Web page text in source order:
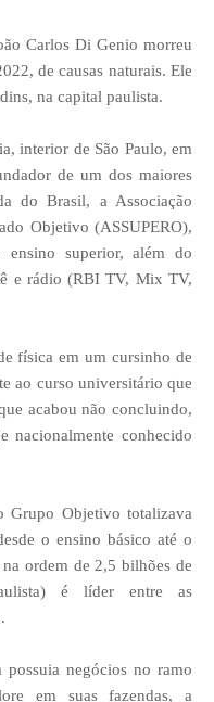
Carlos Di Genio morreu
de causas naturais. Ele
na capital paulista.
interior de São Paulo, em
de um dos maiores
do Brasil, a Associação
Objetivo (ASSUPERO),
ensino superior, além do
e rádio (RBI TV, Mix TV,
física em um cursinho de
ao curso universitário que
acabou não concluindo,
nacionalmente conhecido
Grupo Objetivo totalizava
o ensino básico até o
ordem de 2,5 bilhões de
é líder entre as
negócios no ramo
em suas fazendas, a